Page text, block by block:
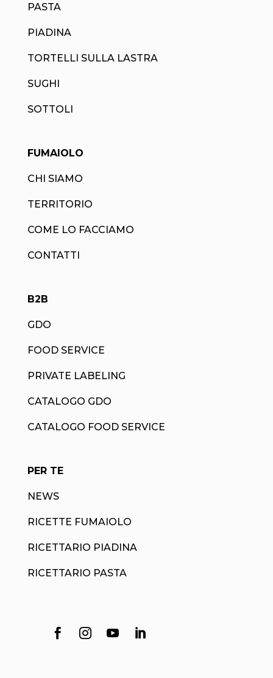
PASTA
PIADINA
TORTELLI SULLA LASTRA
SUGHI
SOTTOLI
FUMAIOLO
CHI SIAMO
TERRITORIO
COME LO FACCIAMO
CONTATTI
B2B
GDO
FOOD SERVICE
PRIVATE LABELING
CATALOGO GDO
CATALOGO FOOD SERVICE
PER TE
NEWS
RICETTE FUMAIOLO
RICETTARIO PIADINA
RICETTARIO PASTA
   